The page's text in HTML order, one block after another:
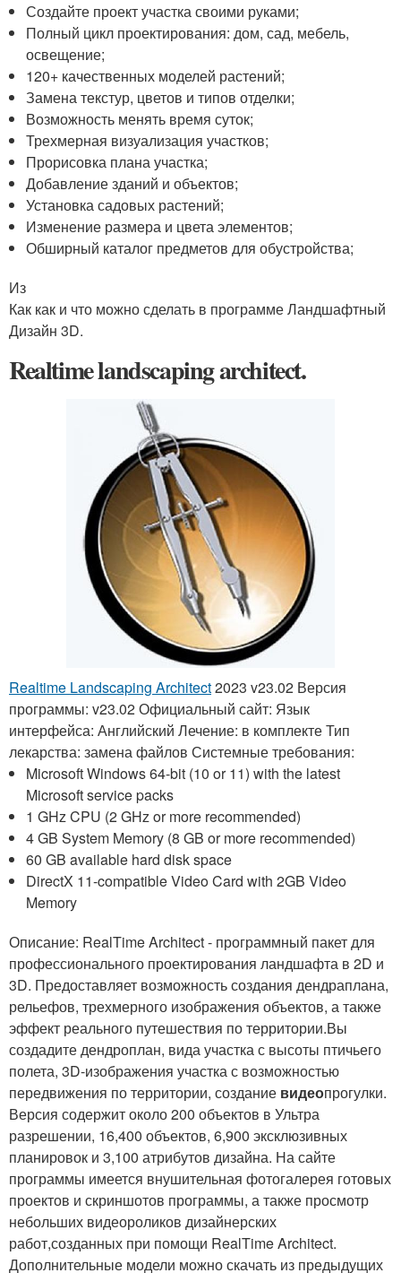
Создайте проект участка своими руками;
Полный цикл проектирования: дом, сад, мебель,
освещение;
120+ качественных моделей растений;
Замена текстур, цветов и типов отделки;
Возможность менять время суток;
Трехмерная визуализация участков;
Прорисовка плана участка;
Добавление зданий и объектов;
Установка садовых растений;
Изменение размера и цвета элементов;
Обширный каталог предметов для обустройства;
Из
Как как и что можно сделать в программе Ландшафтный
Дизайн 3D.
Realtime landscaping architect.
Realtime Landscaping Architect2023 v23.02 Версия
программы: v23.02 Официальный сайт: Язык
интерфейса: Английский Лечение: в комплектеТип
лекарства: замена файлов Системные требования:
Microsoft Windows 64-bit (10 or 11) with the latest
Microsoft service packs
1 GHz CPU (2 GHz or more recommended)
4 GB System Memory (8 GB or more recommended)
60 GB available hard disk space
DirectX 11-compatible Video Card with 2GB Video
Memory
Описание: RealTime Architect - программный пакет для
профессионального проектирования ландшафта в 2D и
3D. Предоставляет возможность создания дендраплана,
рельефов, трехмерного изображения объектов, а также
эффект реального путешествия по территории.Вы
создадите дендроплан, вида участка с высоты птичьего
полета, 3D-изображения участка с возможностью
передвижения по территории, создание видеопрогулки.
Версия содержит около 200 объектов в Ультра
разрешении, 16,400 объектов, 6,900 эксклюзивных
планировок и 3,100 атрибутов дизайна. На сайте
программы имеется внушительная фотогалерея готовых
проектов и скриншотов программы, а также просмотр
небольших видеороликов дизайнерских
работ,созданных при помощи RealTime Architect.
Дополнительные модели можно скачать из предыдущих